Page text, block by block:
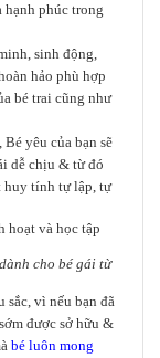
hạnh phúc trong
sinh động,
hảo phù hợp
bé trai cũng như
yêu của bạn sẽ
dễ chịu & từ đó
huy tính tự lập, tự
hoạt và học tập
cho bé gái từ
sắc, vì nếu bạn đã
sớm được sở hữu &
bé luôn mong